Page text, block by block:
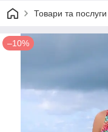
Товари та послуги
–10%